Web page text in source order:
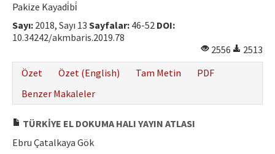
Pakize Kayadi̇bi̇
Sayı: 2018, Sayı 13 Sayfalar: 46-52 DOI:
10.34242/akmbaris.2019.78
2556
2513
Özet
Özet (English) Tam Metin
PDF
Benzer Makaleler
TÜRKİYE EL DOKUMA HALI YAYIN ATLASI
Ebru Çatalkaya Gök